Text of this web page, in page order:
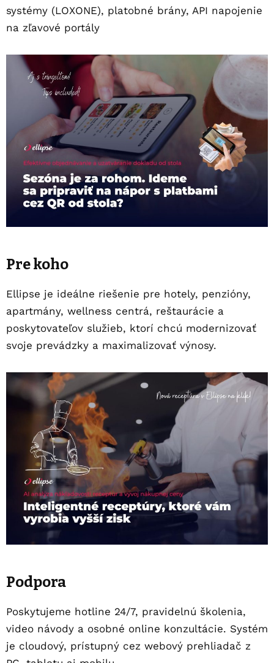
systémy (LOXONE), platobné brány, API napojenie
na zľavové portály
Pre koho
Ellipse je ideálne riešenie pre hotely, penzióny,
apartmány, wellness centrá, reštaurácie a
poskytovateľov služieb, ktorí chcú modernizovať
svoje prevádzky a maximalizovať výnosy.
Podpora
Poskytujeme hotline 24/7, pravidelnú školenia,
video návody a osobné online konzultácie. Systém
je cloudový, prístupný cez webový prehliadač z